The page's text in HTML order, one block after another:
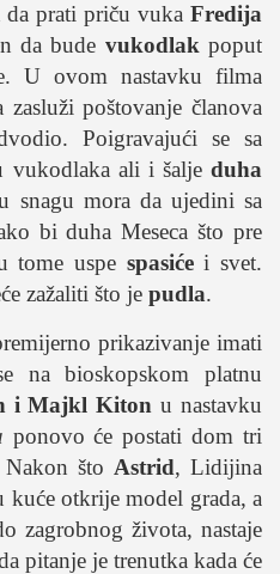
LIST
da prati priču vuka Fredija
da bude vukodlak poput
U ovom nastavku filma
poštovanje članova
Poigravajući se sa
vukodlaka ali i šalje duha
snagu mora da ujedini sa
bi duha Meseca što pre
tome uspe spasićei svet.
zažaliti što je pudla.
prikazivanje imati
na bioskopskom platnu
i Majkl Kiton u nastavku
ponovo će postati dom tri
što Astrid, Lidijina
kuće otkrije model grada, a
zagrobnog života, nastaje
pitanje je trenutka kada će